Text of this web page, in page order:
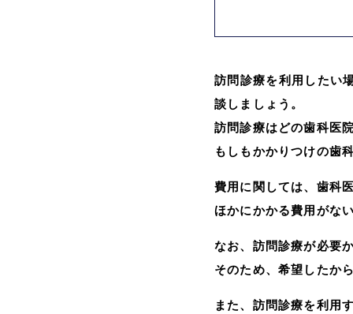
訪問診療を利用したい
談しましょう。
訪問診療はどの歯科医
もしもかかりつけの歯
費用に関しては、歯科
ほかにかかる費用がな
なお、訪問診療が必要
そのため、希望したか
また、訪問診療を利用